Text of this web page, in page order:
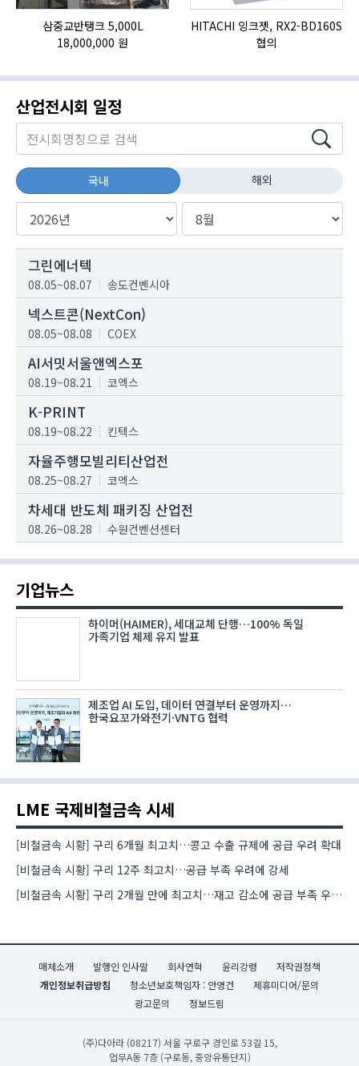
삼중교반탱크 5,000L
18,000,000 원
HITACHI 잉크젯, RX2-BD160S
협의
산업전시회 일정
국내 해외
그린에너텍
08.05~08.07 송도컨벤시아
넥스트콘(NextCon)
08.05~08.08 COEX
AI서밋서울앤엑스포
08.19~08.21 코엑스
K-PRINT
08.19~08.22 킨텍스
자율주행모빌리티산업전
08.25~08.27 코엑스
차세대 반도체 패키징 산업전
08.26~08.28 수원컨벤션센터
기업뉴스
하이머(HAIMER), 세대교체 단행…100% 독일
가족기업 체제 유지 발표
제조업 AI 도입, 데이터 연결부터 운영까지…
한국요꼬가와전기·VNTG 협력
LME 국제비철금속 시세
[비철금속 시황] 구리 6개월 최고치…콩고 수출 규제에 공급 우려 확대
[비철금속 시황] 구리 12주 최고치…공급 부족 우려에 강세
[비철금속 시황] 구리 2개월 만에 최고치…재고 감소에 공급 부족 우려 확대
매체소개 발행인 인사말 회사연혁 윤리강령
저작권정책
개인정보취급방침
청소년보호책임자 : 안영건
제휴미디어/문의
광고문의
정보드림
(주)다아라 (08217) 서울 구로구 경인로 53길 15,
업무A동 7층 (구로동, 중앙유통단지)